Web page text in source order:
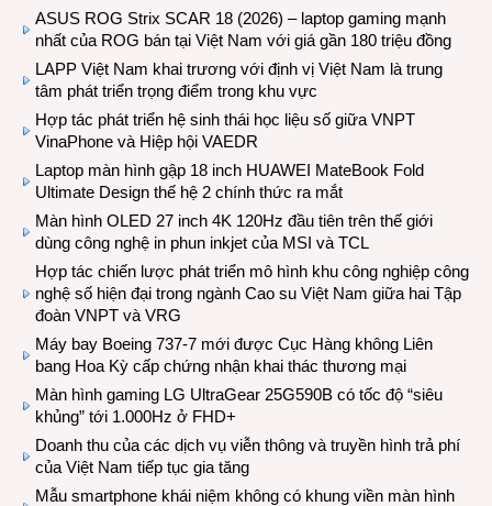
ASUS ROG Strix SCAR 18 (2026) – laptop gaming mạnh
nhất của ROG bán tại Việt Nam với giá gần 180 triệu đồng
LAPP Việt Nam khai trương với định vị Việt Nam là trung
tâm phát triển trọng điểm trong khu vực
Hợp tác phát triển hệ sinh thái học liệu số giữa VNPT
VinaPhone và Hiệp hội VAEDR
Laptop màn hình gập 18 inch HUAWEI MateBook Fold
Ultimate Design thế hệ 2 chính thức ra mắt
Màn hình OLED 27 inch 4K 120Hz đầu tiên trên thế giới
dùng công nghệ in phun inkjet của MSI và TCL
Hợp tác chiến lược phát triển mô hình khu công nghiệp công
nghệ số hiện đại trong ngành Cao su Việt Nam giữa hai Tập
đoàn VNPT và VRG
Máy bay Boeing 737-7 mới được Cục Hàng không Liên
bang Hoa Kỳ cấp chứng nhận khai thác thương mại
Màn hình gaming LG UltraGear 25G590B có tốc độ “siêu
khủng” tới 1.000Hz ở FHD+
Doanh thu của các dịch vụ viễn thông và truyền hình trả phí
của Việt Nam tiếp tục gia tăng
Mẫu smartphone khái niệm không có khung viền màn hình